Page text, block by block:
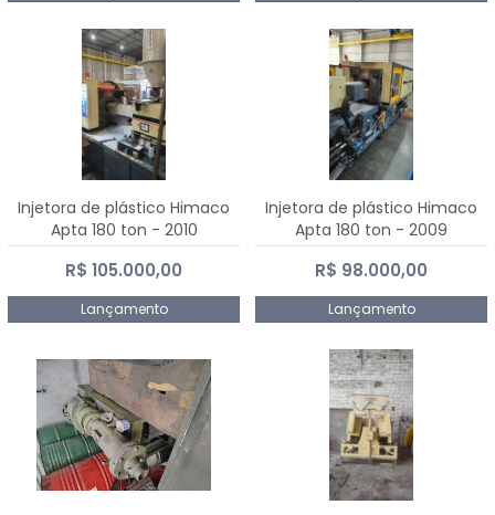
Injetora de plástico Himaco
Apta 180 ton - 2010
R$ 105.000,00
Lançamento
Injetora de plástico Himaco
Apta 180 ton - 2009
R$ 98.000,00
Lançamento